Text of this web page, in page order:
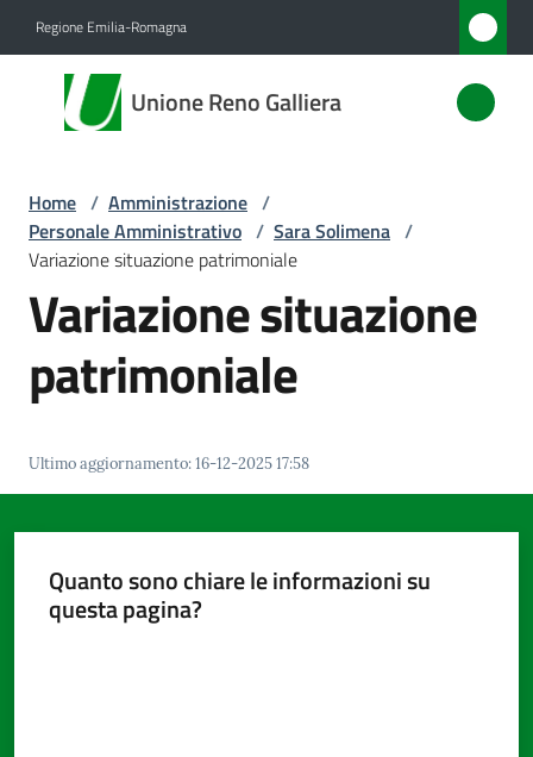
Regione Emilia-Romagna
Unione Reno Galliera
Unione
Reno
Amministrazione
Novità
Servizi
Vivere
l'Unione
Amministrazione
Home / Amministrazione /
Personale Amministrativo / Sara Solimena /
Variazione situazione patrimoniale
Variazione situazione
patrimoniale
Ultimo aggiornamento:16-12-2025 17:58
Quanto sono chiare le informazioni su
questa pagina?